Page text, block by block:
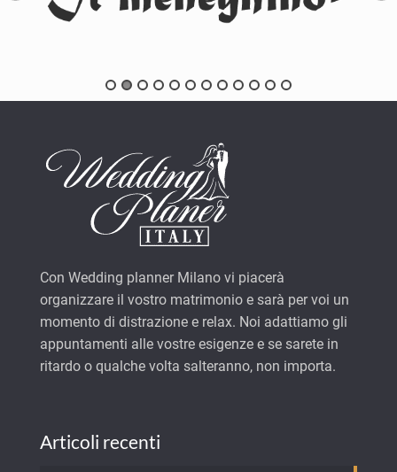
Con Wedding planner Milano vi piacerà
organizzare il vostro matrimonio e sarà per voi un
momento di distrazione e relax. Noi adattiamo gli
appuntamenti alle vostre esigenze e se sarete in
ritardo o qualche volta salteranno, non importa.
Articoli recenti